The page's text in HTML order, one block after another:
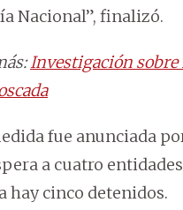
Nacional”, finalizó.
Investigación sobre
fue anunciada
a cuatro
hay cinco detenidos.